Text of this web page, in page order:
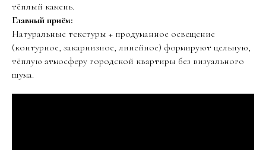
тёплый камень.
Главный приём:
Натуральные текстуры + продуманное освещение
(контурное, закарнизное, линейное) формируют цельную,
тёплую атмосферу городской квартиры без визуального
шума.